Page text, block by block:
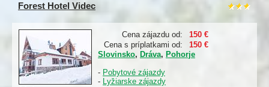
Forest Hotel Videc
Cena zájazdu od:
150 €
Cena s príplatkami od:
150 €
Slovinsko, Dráva, Pohorje
- Pobytové zájazdy
- Lyžiarske zájazdy